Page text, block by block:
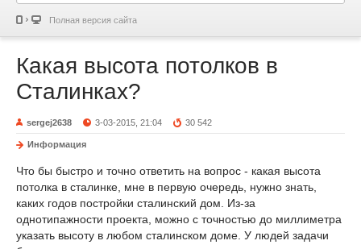
Полная версия сайта
Какая высота потолков в
Сталинках?
sergej2638 3-03-2015, 21:04 30 542
Информация
Что бы быстро и точно ответить на вопрос - какая высота
потолка в сталинке, мне в первую очередь, нужно знать,
каких годов постройки сталинский дом. Из-за
однотипажности проекта, можно с точностью до миллиметра
указать высоту в любом сталинском доме. У людей задачи